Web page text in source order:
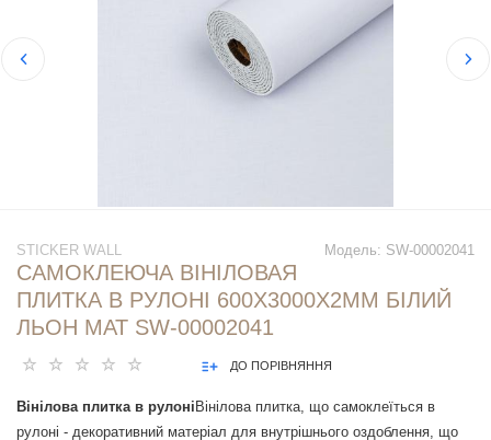
Модель: SW-00002041
STICKER WALL
САМОКЛЕЮЧА ВІНІЛОВАЯ
ПЛИТКА В РУЛОНІ 600Х3000Х2ММ БІЛИЙ
ЛЬОН МАТ SW-00002041
ДО ПОРІВНЯННЯ
Вінілова плитка в рулоні Вінілова плитка, що самоклеїться в
рулоні - декоративний матеріал для внутрішнього оздоблення, що